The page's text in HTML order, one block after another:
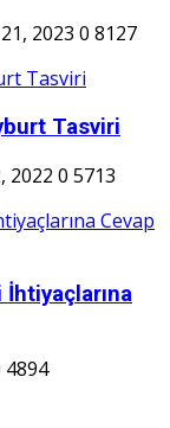
2023 0 8127
Tasviri
2022 0 5713
İhtiyaçlarına
4894